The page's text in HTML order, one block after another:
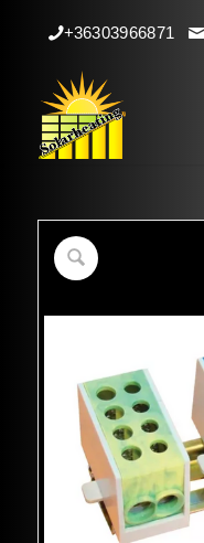
+36303966871